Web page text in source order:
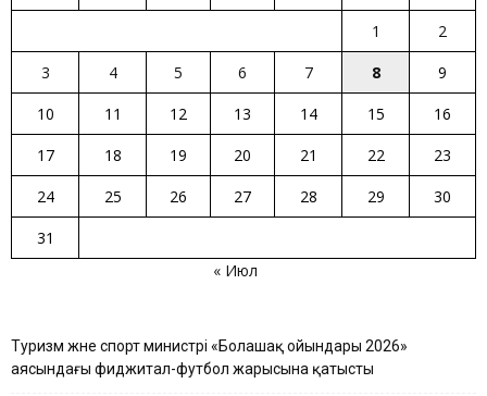
1
2
3
4 5 6 7 8
9
10
11 12 13 14 15
16
17
18 19 20 21 22
23
24
25 26 27 28 29
30
31
« Июл
Туризм және спорт министрі «Болашақ ойындары 2026»
аясындағы фиджитал-футбол жарысына қатысты